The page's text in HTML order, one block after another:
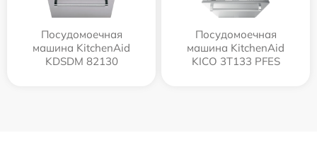
Посудомоечная
машина KitchenAid
KDSDM 82130
Посудомоечная
машина KitchenAid
KICO 3T133 PFES